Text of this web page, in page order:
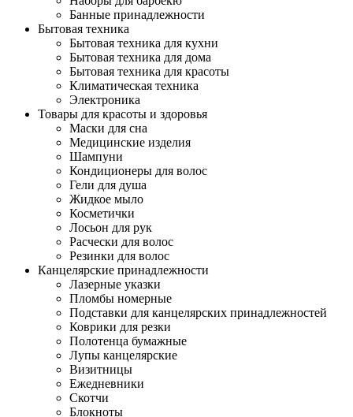
Банные принадлежности
Бытовая техника
Бытовая техника для кухни
Бытовая техника для дома
Бытовая техника для красоты
Климатическая техника
Электроника
Товары для красоты и здоровья
Маски для сна
Медицинские изделия
Шампуни
Кондиционеры для волос
Гели для душа
Жидкое мыло
Косметички
Лосьон для рук
Расчески для волос
Резинки для волос
Канцелярские принадлежности
Лазерные указки
Пломбы номерные
Подставки для канцелярских принадлежностей
Коврики для резки
Полотенца бумажные
Лупы канцелярские
Визитницы
Ежедневники
Скотчи
Блокноты